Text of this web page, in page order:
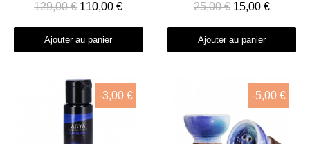
129,00 € 110,00 €
Ajouter au panier
25,00 € 15,00 €
Ajouter au panier
-3,00 € -5,00 €